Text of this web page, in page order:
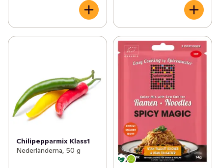
Chilipepparmix Klass1
Nederländerna, 50 g